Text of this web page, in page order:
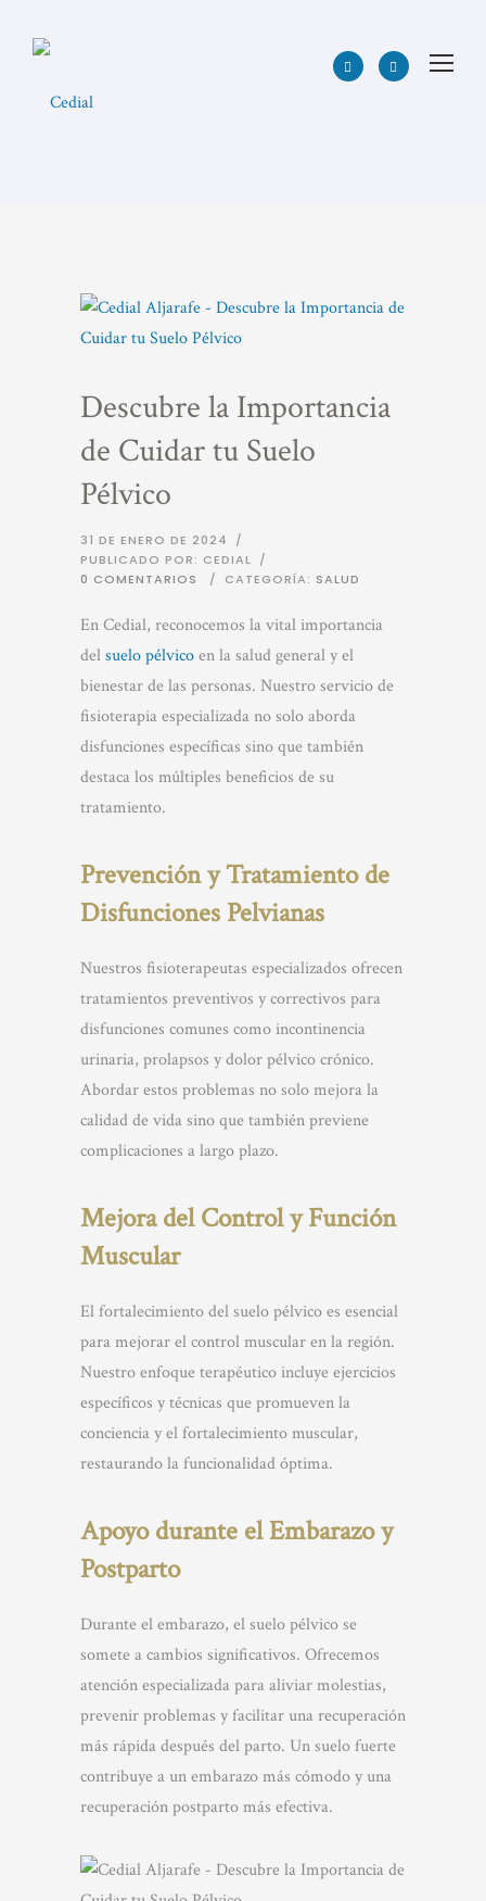
Descubre la Importancia
de Cuidar tu Suelo
Pélvico
31 DE ENERO DE 2024
/
PUBLICADO POR: CEDIAL /
0 COMENTARIOS
/ CATEGORÍA: SALUD
En Cedial, reconocemos la vital importancia
delsuelo pélvicoen la salud general y el
bienestar de las personas. Nuestro servicio de
fisioterapia especializada no solo aborda
disfunciones específicas sino que también
destaca los múltiples beneficios de su
tratamiento.
Prevención y Tratamiento de
Disfunciones Pelvianas
Nuestros fisioterapeutas especializados ofrecen
tratamientos preventivos y correctivos para
disfunciones comunes como incontinencia
urinaria, prolapsos y dolor pélvico crónico.
Abordar estos problemas no solo mejora la
calidad de vida sino que también previene
complicaciones a largo plazo.
Mejora del Control y Función
Muscular
El fortalecimiento del suelo pélvico es esencial
para mejorar el control muscular en la región.
Nuestro enfoque terapéutico incluye ejercicios
específicos y técnicas que promueven la
conciencia y el fortalecimiento muscular,
restaurando la funcionalidad óptima.
Apoyo durante el Embarazo y
Postparto
Durante el embarazo, el suelo pélvico se
somete a cambios significativos. Ofrecemos
atención especializada para aliviar molestias,
prevenir problemas y facilitar una recuperación
más rápida después del parto. Un suelo fuerte
contribuye a un embarazo más cómodo y una
recuperación postparto más efectiva.